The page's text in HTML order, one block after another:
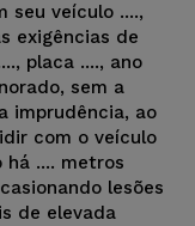
seu veículo ....,
exigências de
placa ...., ano
sem a
imprudência, ao
com o veículo
há .... metros
lesões
de elevada